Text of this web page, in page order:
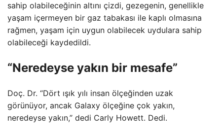
sahip olabileceğinin altını çizdi, gezegenin, genellikle
yaşam içermeyen bir gaz tabakası ile kaplı olmasına
rağmen, yaşam için uygun olabilecek uydulara sahip
olabileceği kaydedildi.
“Neredeyse yakın bir mesafe”
Doç. Dr. “Dört ışık yılı insan ölçeğinden uzak
görünüyor, ancak Galaxy ölçeğine çok yakın,
neredeyse yakın,” dedi Carly Howett. Dedi.